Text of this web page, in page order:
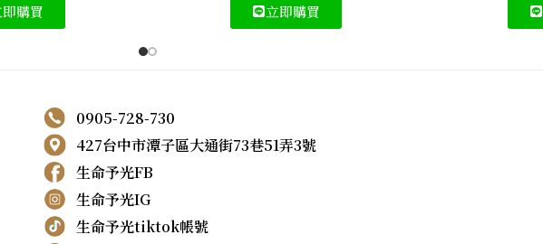
購買 立即購買
0905-728-730
427台中市潭子區大通街73巷51弄3號
生命予光FB
生命予光IG
生命予光tiktok帳號